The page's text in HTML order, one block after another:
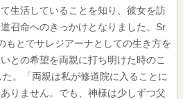
生活していることを知り、彼女を訪
召命へのきっかけとなりました。Sr.
とでサレジアーナとしての生き方を
との希望を両親に打ち明けた時のこ
。「両親は私が修道院に入ることに
りません。でも、神様は少しずつ父